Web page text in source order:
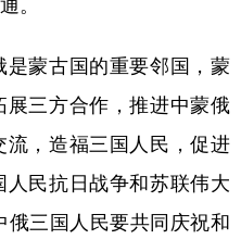
。
蒙古国的重要邻国，蒙
三方合作，推进中蒙俄
，造福三国人民，促进
民抗日战争和苏联伟大
俄三国人民要共同庆祝和